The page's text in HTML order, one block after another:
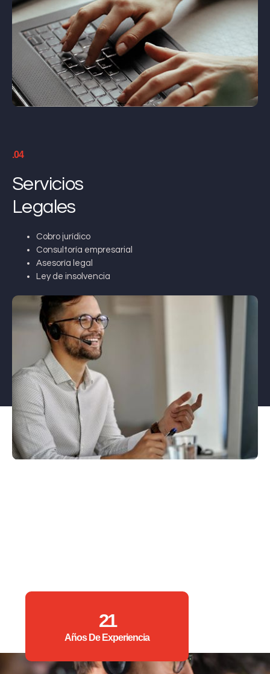
.04
Servicios
Legales
Cobro jurídico
Consultoría empresarial
Asesoría legal
Ley de insolvencia
21
Años De Experiencia